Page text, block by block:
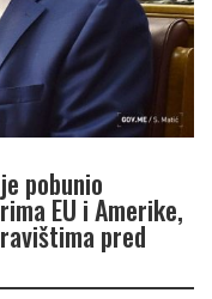
pobunio
EU i Amerike,
pred